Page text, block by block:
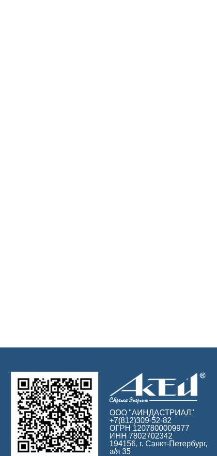
ООО "АИНДАСТРИАЛ"
+7(812)309-52-82
ОГРН 1207800009977
ИНН 7802702342
194156, г. Санкт-Петербург,
а/я 35